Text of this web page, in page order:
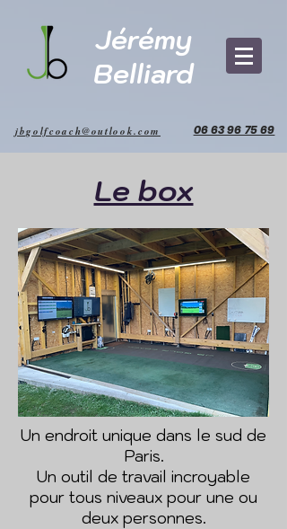
Jérémy
Belliard
jbgolfcoach@outlook.com 06 63 96 75 69
Le box
Un endroit unique dans le sud de
Paris.
Un outil de travail incroyable
pour tous niveaux pour une ou
deux personnes.